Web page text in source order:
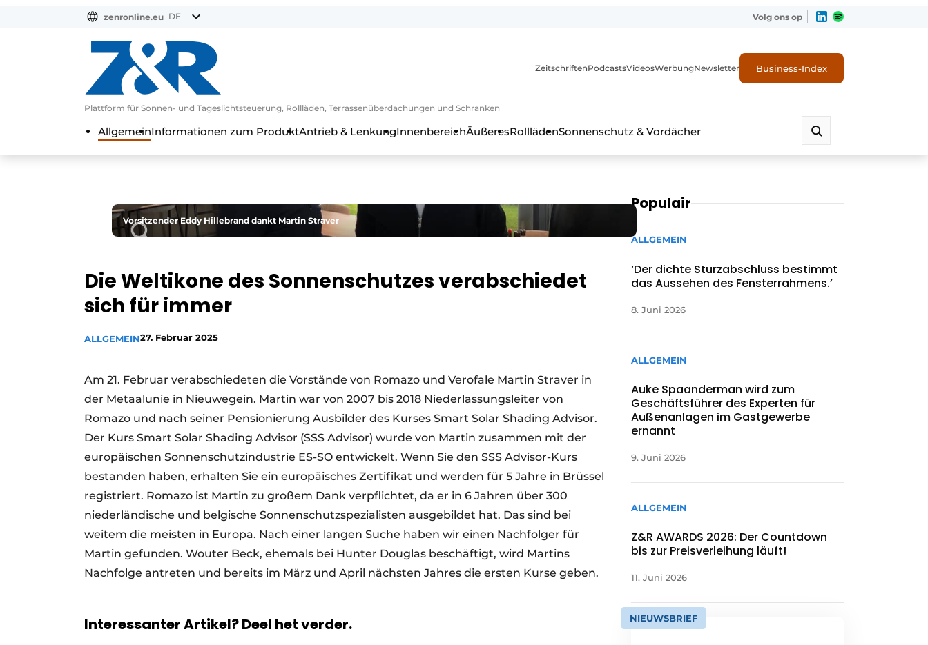
zenronline.eu DE Volg ons op
Plattform für Sonnen- und Tageslichtsteuerung, Rollläden, Terrassenüberdachungen und Schranken
ZeitschriftenPodcastsVideosWerbungNewsletter Business-Index
AllgemeinInformationen zum ProduktAntrieb & LenkungInnenbereichÄußeresRolllädenSonnenschutz & Vordächer
Vorsitzender Eddy Hillebrand dankt Martin Straver
Die Weltikone des Sonnenschutzes verabschiedet
sich für immer
ALLGEMEIN27. Februar 2025
Am 21. Februar verabschiedeten die Vorstände von Romazo und Verofale Martin Straver in
der Metaalunie in Nieuwegein. Martin war von 2007 bis 2018 Niederlassungsleiter von
Romazo und nach seiner Pensionierung Ausbilder des Kurses Smart Solar Shading Advisor.
Der Kurs Smart Solar Shading Advisor (SSS Advisor) wurde von Martin zusammen mit der
europäischen Sonnenschutzindustrie ES-SO entwickelt. Wenn Sie den SSS Advisor-Kurs
bestanden haben, erhalten Sie ein europäisches Zertifikat und werden für 5 Jahre in Brüssel
registriert. Romazo ist Martin zu großem Dank verpflichtet, da er in 6 Jahren über 300
niederländische und belgische Sonnenschutzspezialisten ausgebildet hat. Das sind bei
weitem die meisten in Europa. Nach einer langen Suche haben wir einen Nachfolger für
Martin gefunden. Wouter Beck, ehemals bei Hunter Douglas beschäftigt, wird Martins
Nachfolge antreten und bereits im März und April nächsten Jahres die ersten Kurse geben.
Interessanter Artikel? Deel het verder.
Populair
ALLGEMEIN
‘Der dichte Sturzabschluss bestimmt
das Aussehen des Fensterrahmens.’
8. Juni 2026
ALLGEMEIN
Auke Spaanderman wird zum
Geschäftsführer des Experten für
Außenanlagen im Gastgewerbe
ernannt
9. Juni 2026
ALLGEMEIN
Z&R AWARDS 2026: Der Countdown
bis zur Preisverleihung läuft!
11. Juni 2026
NIEUWSBRIEF